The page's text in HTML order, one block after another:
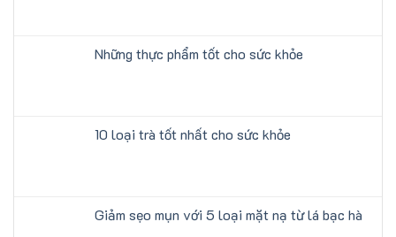
Những thực phẩm tốt cho sức khỏe
10 loại trà tốt nhất cho sức khỏe
Giảm sẹo mụn với 5 loại mặt nạ từ lá bạc hà